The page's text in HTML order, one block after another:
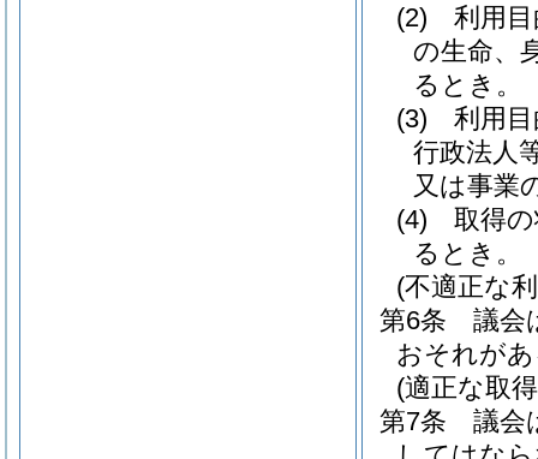
(2)
利用
の生命、
るとき。
(3)
利用
行政法人
又は事業
(4)
取得
るとき。
(不適正な
第6条
議会
おそれが
(適正な取
第7条
議会